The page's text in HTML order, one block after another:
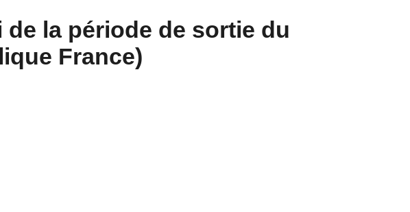
la période de sortie du
France)